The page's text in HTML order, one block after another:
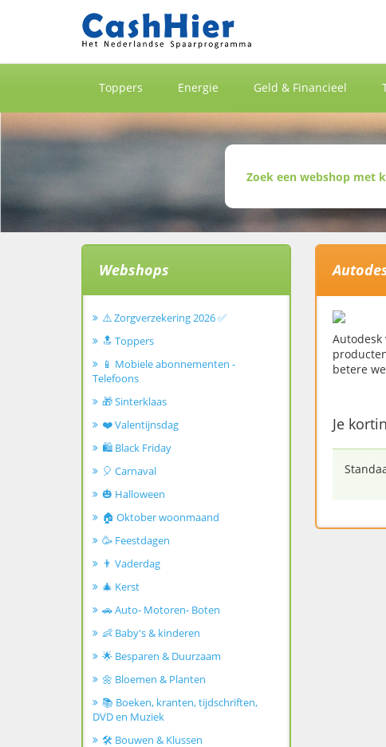
Toppers Energie Geld & Financieel
betere
Je
Webshops
⚠️ Zorgverzekering 2026 ✅
🔝 Toppers
📱 Mobiele abonnementen -
Telefoons
🎁 Sinterklaas
❤️ Valentijnsdag
🛍️ Black Friday
🎈 Carnaval
🎃 Halloween
🏠 Oktober woonmaand
🥳 Feestdagen
👨 Vaderdag
🎄 Kerst
🚗 Auto- Motoren- Boten
👶 Baby's & kinderen
🌟 Besparen & Duurzaam
🌼 Bloemen & Planten
📚 Boeken, kranten, tijdschriften,
DVD en Muziek
🛠️ Bouwen & Klussen